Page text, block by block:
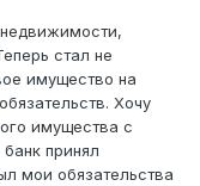
недвижимости,
стал не
имущество на
Хочу
имущества с
принял
мои обязательства